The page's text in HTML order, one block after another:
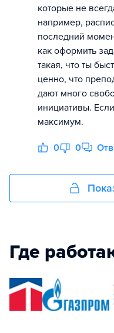
которые не
например,
последний
как оформить
такая, что ты
ценно, что
дают много
инициативы.
максимум.
0 0
Где